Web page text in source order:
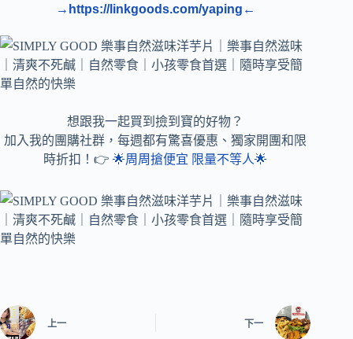
→https://linkgoods.com/yaping←
想跟我一起買到撿到寶的好物？
加入我的團購社群，每週都有驚喜優惠、獨家開團和限
時折扣！👉🌟周周搶便宜 限量不等人🌟
上一 下一